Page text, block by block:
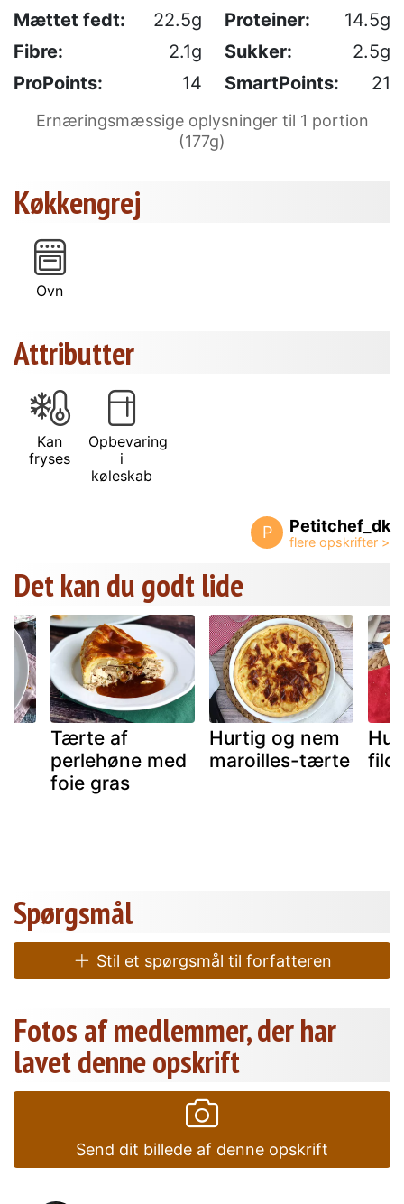
Mættet fedt:
22.5g Proteiner:
14.5g
Fibre:
2.1g Sukker:
2.5g
ProPoints:
14 SmartPoints: 21
Ernæringsmæssige oplysninger til 1 portion
(177g)
Køkkengrej
Ovn
Attributter
Kan
fryses
Opbevaring
i
køleskab
P Petitchef_dk
Det kan du godt lide
Tærte af
perlehøne med
foie gras
Hurtig og nem
maroilles-tærte
Spørgsmål
Stil et spørgsmål til forfatteren
Fotos af medlemmer, der har
lavet denne opskrift
Send dit billede af denne opskrift